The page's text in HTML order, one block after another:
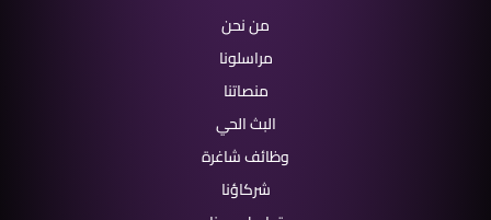
من نحن
مراسلونا
منصاتنا
البث الحي
وظائف شاغرة
شركاؤنا